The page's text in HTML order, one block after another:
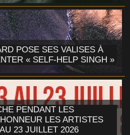
POSE SES VALISES À
« SELF-HELP SINGH »
PENDANT LES
LES ARTISTES
23 JUILLET 2026